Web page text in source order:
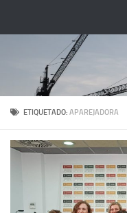
ETIQUETADO: APAREJADORA